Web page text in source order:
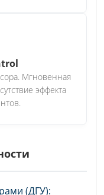
Мгновенная
эффекта
(ДГУ):